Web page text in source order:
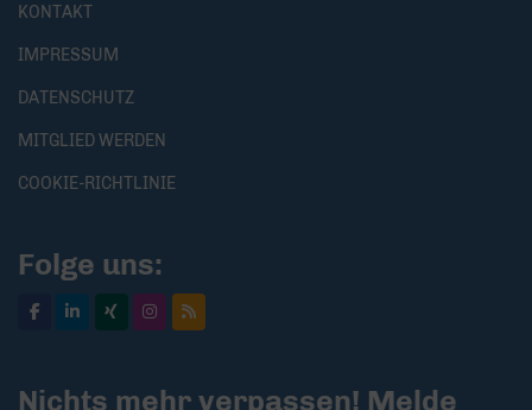
KONTAKT
IMPRESSUM
DATENSCHUTZ
MITGLIED WERDEN
COOKIE-RICHTLINIE
Folge uns:
Nichts mehr verpassen! Melde